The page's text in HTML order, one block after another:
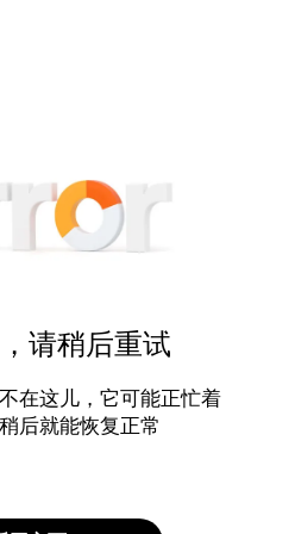
请稍后重试
在这儿，它可能正忙着
后就能恢复正常